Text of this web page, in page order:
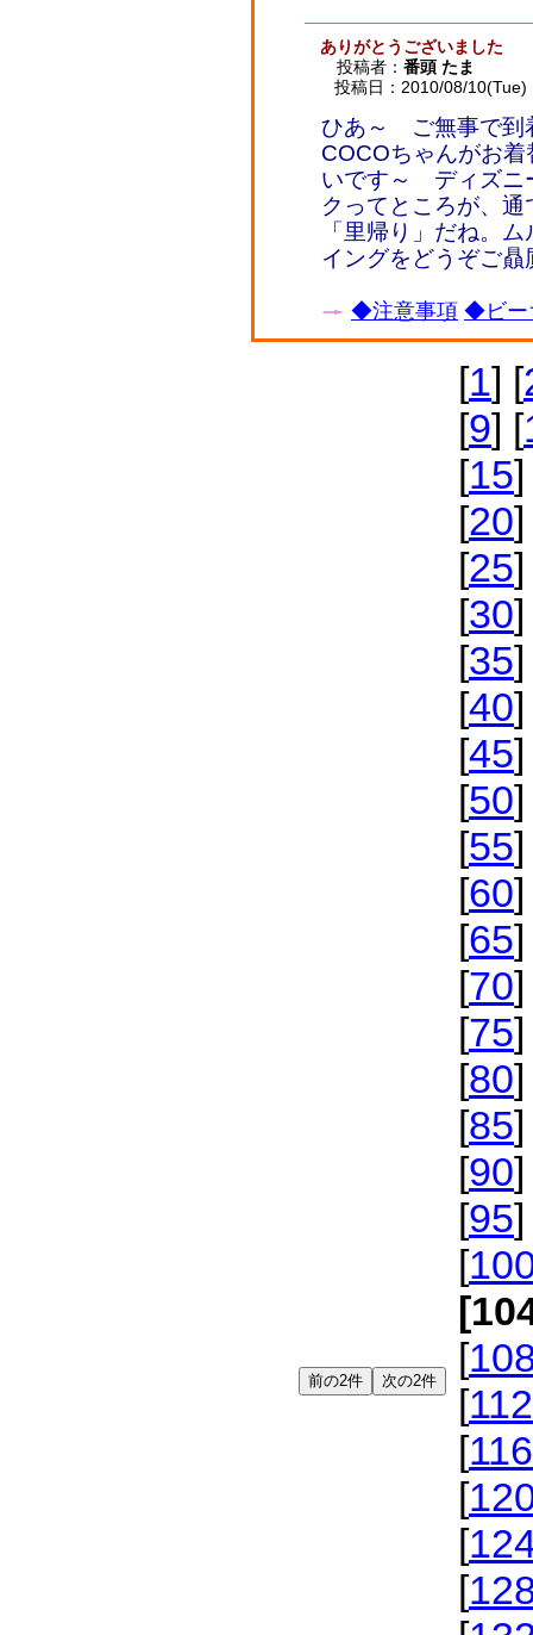
ありがとうございました
投稿者： 番頭 たま
投稿日：2010/08/
ひあ～ ご無事で
COCOちゃんがお
いです～ ディズニ
クってところが、
「里帰り」だね。
イングをどうぞご
◆注意事項 ◆ビー
[1] [
[9] [
[15]
[20]
[25]
[30]
[35]
[40]
[45]
[50]
[55]
[60]
[65]
[70]
[75]
[80]
[85]
[90]
[95]
[
[
[112
[116
[
[
[